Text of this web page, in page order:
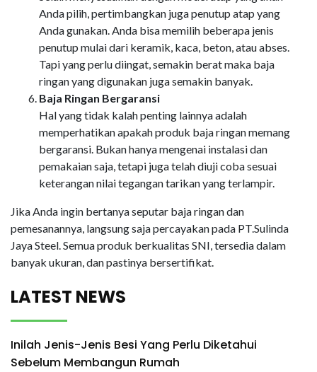
Anda pilih, pertimbangkan juga penutup atap yang
Anda gunakan. Anda bisa memilih beberapa jenis
penutup mulai dari keramik, kaca, beton, atau abses.
Tapi yang perlu diingat, semakin berat maka baja
ringan yang digunakan juga semakin banyak.
Baja Ringan Bergaransi
Hal yang tidak kalah penting lainnya adalah
memperhatikan apakah produk baja ringan memang
bergaransi. Bukan hanya mengenai instalasi dan
pemakaian saja, tetapi juga telah diuji coba sesuai
keterangan nilai tegangan tarikan yang terlampir.
Jika Anda ingin bertanya seputar baja ringan dan
pemesanannya, langsung saja percayakan pada PT.Sulinda
Jaya Steel. Semua produk berkualitas SNI, tersedia dalam
banyak ukuran, dan pastinya bersertifikat.
LATEST NEWS
Inilah Jenis-Jenis Besi Yang Perlu Diketahui
Sebelum Membangun Rumah